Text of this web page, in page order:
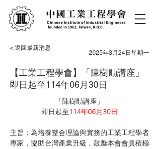
< 返回最新消息
2025年3月24日星期一
【工業工程學會】「陳樹勛講座」
即日起至114年06月30日
「陳樹勛講座」
即日起至114年06月30日
主旨：為培養整合理論與實務的工業工程學者
專家，協助台灣產業升級，鼓勵本會會員積極